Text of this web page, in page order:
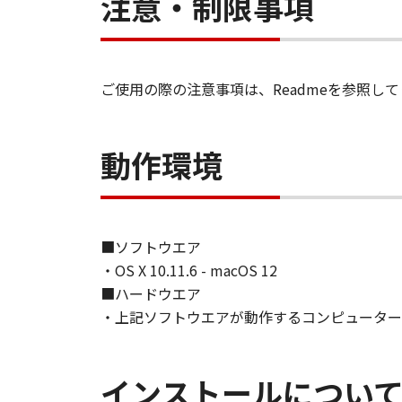
ご使用の際の注意事項は、Readmeを参照して
動作環境
■ソフトウエア
・OS X 10.11.6 - macOS 12
■ハードウエア
・上記ソフトウエアが動作するコンピューター
インストールについて